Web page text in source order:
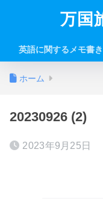
万国
英語に関するメモ書き
ホーム
20230926 (2)
2023年9月25日